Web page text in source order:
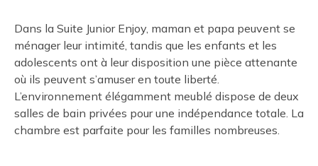
Dans la Suite Junior Enjoy, maman et papa peuvent se
ménager leur intimité, tandis que les enfants et les
adolescents ont à leur disposition une pièce attenante
où ils peuvent s’amuser en toute liberté.
L’environnement élégamment meublé dispose de deux
salles de bain privées pour une indépendance totale. La
chambre est parfaite pour les familles nombreuses.